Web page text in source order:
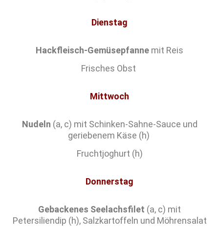
Dienstag
Hackfleisch-Gemüsepfanne mit Reis
Frisches Obst
Mittwoch
Nudeln (a, c) mit Schinken-Sahne-Sauce und
geriebenem Käse (h)
Fruchtjoghurt (h)
Donnerstag
Gebackenes Seelachsfilet (a, c) mit
Petersiliendip (h), Salzkartoffeln und Möhrensalat